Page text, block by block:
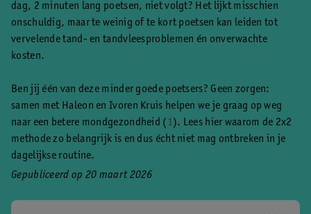
dag, 2 minuten lang poetsen, niet volgt? Het lijkt misschien
onschuldig, maar te weinig of te kort poetsen kan leiden tot
vervelende tand- en tandvleesproblemen én onverwachte
kosten.
Ben jij één van deze minder goede poetsers? Geen zorgen:
samen met Haleon en Ivoren Kruis helpen we je graag op weg
naar een betere mondgezondheid (1). Lees hier waarom de 2x2
methode zo belangrijk is en dus écht niet mag ontbreken in je
dagelijkse routine.
Gepubliceerd op 20 maart 2026